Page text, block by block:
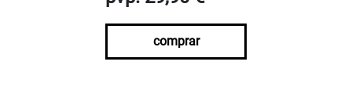
comprar